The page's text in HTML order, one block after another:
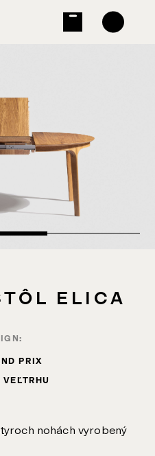
ELICA
PRIX
VEĽTRHU
nohách vyrobený